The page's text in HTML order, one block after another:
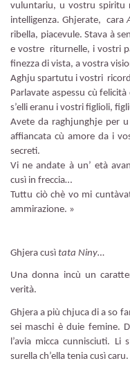
vuluntariu, u vostru spiritu
intelligenza. Ghjerate, cara
ribella, piacevule. Stava à
e vostre riturnelle, i vostri
finezza di vista, a vostra
Aghju spartutu i vostri
Parlavate aspessu cù
s’elli eranu i vostri figlioli,
Avete da raghjunghje per
affiancata cù amore da i
secreti.
Vi ne andate à un’ età
cusì in freccia…
Tuttu ciò chè vo mi
ammirazione. »
Ghjera cusì tata Niny…
Una donna incù un
verità.
Ghjera a più chjuca di a so
sei maschi è duie femine.
l’avia micca cunnisciuti.
surella ch’ella tenia cusì caru.